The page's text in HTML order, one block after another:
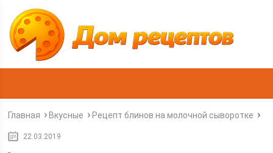
Главная Вкусные Рецепт блинов на молочной сыворотке
22.03.2019